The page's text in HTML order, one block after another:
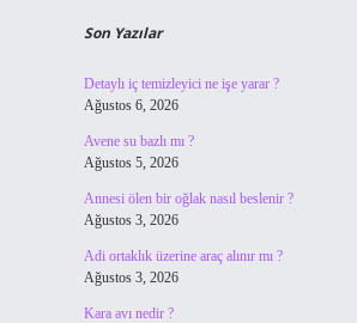
Son Yazılar
Detaylı iç temizleyici ne işe yarar ?
Ağustos 6, 2026
Avene su bazlı mı ?
Ağustos 5, 2026
Annesi ölen bir oğlak nasıl beslenir ?
Ağustos 3, 2026
Adi ortaklık üzerine araç alınır mı ?
Ağustos 3, 2026
Kara avı nedir ?